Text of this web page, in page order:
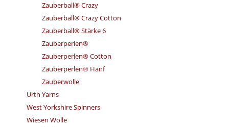
Zauberball® Crazy
Zauberball® Crazy Cotton
Zauberball® Stärke 6
Zauberperlen®
Zauberperlen® Cotton
Zauberperlen® Hanf
Zauberwolle
Urth Yarns
West Yorkshire Spinners
Wiesen Wolle